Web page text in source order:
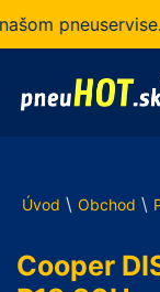
pneuservise.
Úvod \ Obchod \
Cooper